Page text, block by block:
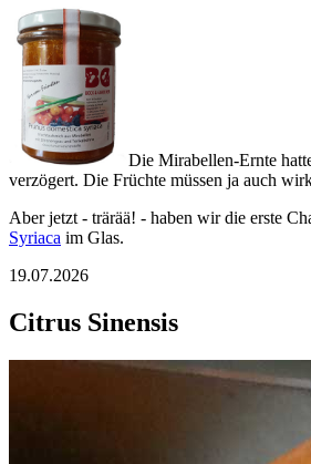
Die Mirabellen-Ernte
verzögert. Die Früchte müssen ja auch
Aber jetzt - trärää! - haben wir die erste
Syriaca im Glas.
19.07.2026
Citrus Sinensis